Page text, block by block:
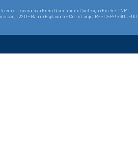
reservados a Fiero Comércio de Confecção Eireli - CNPJ
1320 - Bairro Esplanada - Cerro Largo, RS - CEP: 97900-